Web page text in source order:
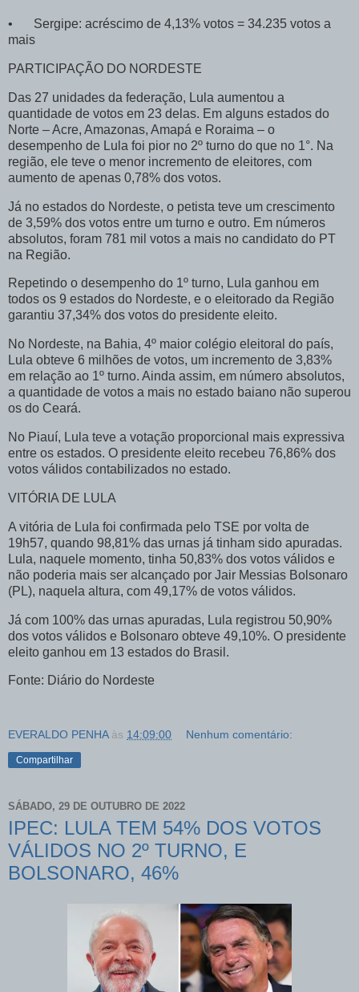
•
Sergipe: acréscimo de 4,13% votos = 34.235 votos a
mais
PARTICIPAÇÃO DO NORDESTE
Das 27 unidades da federação, Lula aumentou a
quantidade de votos em 23 delas. Em alguns estados do
Norte – Acre, Amazonas, Amapá e Roraima – o
desempenho de Lula foi pior no 2º turno do que no 1°. Na
região, ele teve o menor incremento de eleitores, com
aumento de apenas 0,78% dos votos.
Já no estados do Nordeste, o petista teve um crescimento
de 3,59% dos votos entre um turno e outro. Em números
absolutos, foram 781 mil votos a mais no candidato do PT
na Região.
Repetindo o desempenho do 1º turno, Lula ganhou em
todos os 9 estados do Nordeste, e o eleitorado da Região
garantiu 37,34% dos votos do presidente eleito.
No Nordeste, na Bahia, 4º maior colégio eleitoral do país,
Lula obteve 6 milhões de votos, um incremento de 3,83%
em relação ao 1º turno. Ainda assim, em número absolutos,
a quantidade de votos a mais no estado baiano não superou
os do Ceará.
No Piauí, Lula teve a votação proporcional mais expressiva
entre os estados. O presidente eleito recebeu 76,86% dos
votos válidos contabilizados no estado.
VITÓRIA DE LULA
A vitória de Lula foi confirmada pelo TSE por volta de
19h57, quando 98,81% das urnas já tinham sido apuradas.
Lula, naquele momento, tinha 50,83% dos votos válidos e
não poderia mais ser alcançado por Jair Messias Bolsonaro
(PL), naquela altura, com 49,17% de votos válidos.
Já com 100% das urnas apuradas, Lula registrou 50,90%
dos votos válidos e Bolsonaro obteve 49,10%. O presidente
eleito ganhou em 13 estados do Brasil.
Fonte: Diário do Nordeste
EVERALDO PENHA às 14:09:00 Nenhum comentário:
Compartilhar
SÁBADO, 29 DE OUTUBRO DE 2022
IPEC: LULA TEM 54% DOS VOTOS
VÁLIDOS NO 2º TURNO, E
BOLSONARO, 46%